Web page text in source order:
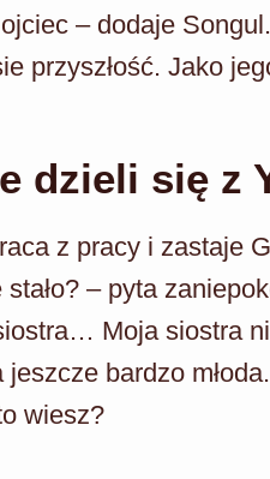
– dodaje
przyszłość. Jako
dzieli się z
z pracy i zastaje
– pyta
Moja siostra
jeszcze bardzo młoda.
wiesz?